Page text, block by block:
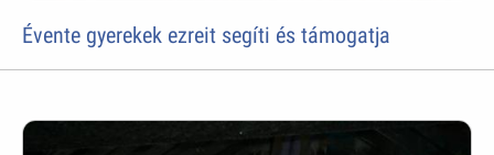
Évente gyerekek ezreit segíti és támogatja